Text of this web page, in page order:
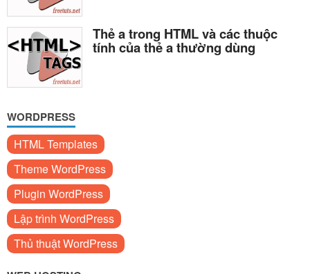
Thẻ a trong HTML và các thuộc
tính của thẻ a thường dùng
WORDPRESS
HTML Templates
Theme WordPress
Plugin WordPress
Lập trình WordPress
Thủ thuật WordPress